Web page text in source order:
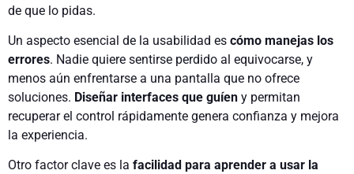
de que lo pidas.
Un aspecto esencial de la usabilidad es cómo manejas los
errores. Nadie quiere sentirse perdido al equivocarse, y
menos aún enfrentarse a una pantalla que no ofrece
soluciones. Diseñar interfaces que guíen y permitan
recuperar el control rápidamente genera confianza y mejora
la experiencia.
Otro factor clave es la facilidad para aprender a usar la